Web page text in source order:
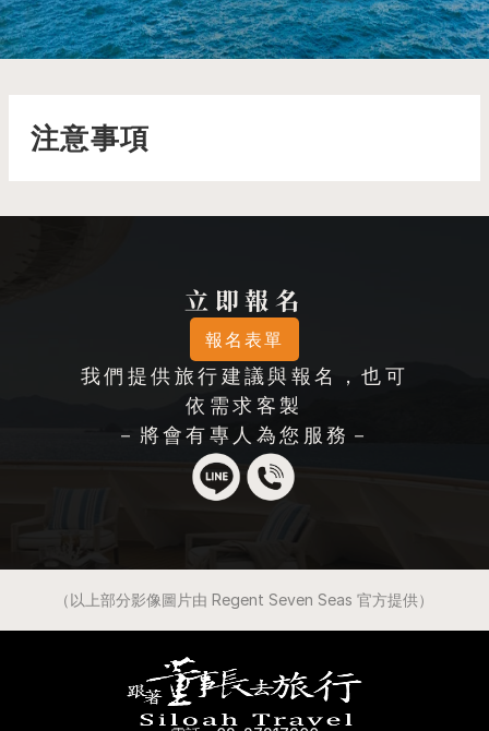
注意事項
立即報名
報名表單
我們提供旅行建議與報名，也可
依需求客製
－將會有專人為您服務－
（以上部分影像圖片由 Regent Seven Seas 官方提供）